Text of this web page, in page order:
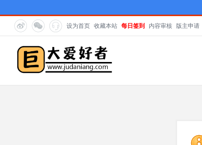
设为首页 收藏本站 每日签到 内容审核 版主申请